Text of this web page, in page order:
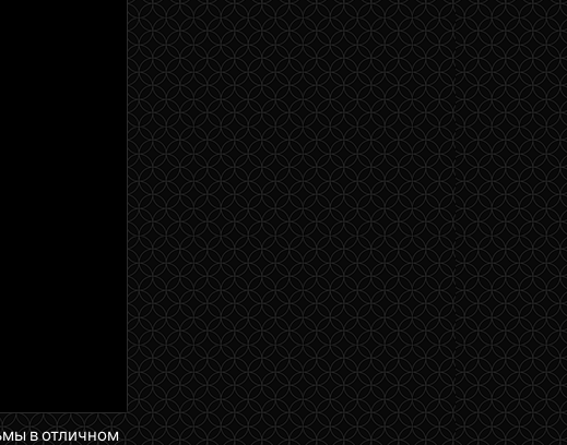
20 мая 2013
13 мая 2013
6 мая 2013
29 апреля 2013
25 декабря 2013
в отличном